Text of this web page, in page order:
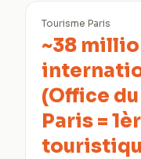
Tourisme Paris
~38
(Office
Paris =